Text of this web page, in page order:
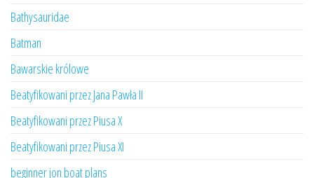
Bathysauridae
Batman
Bawarskie królowe
Beatyfikowani przez Jana Pawła II
Beatyfikowani przez Piusa X
Beatyfikowani przez Piusa XI
beginner jon boat plans